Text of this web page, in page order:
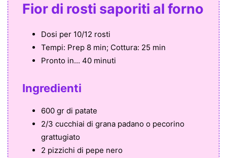
Fior di rosti saporiti al forno
Dosi per 10/12 rosti
Tempi: Prep 8 min; Cottura: 25 min
Pronto in... 40 minuti
Ingredienti
600 gr di patate
2/3 cucchiai di grana padano o pecorino
grattugiato
2 pizzichi di pepe nero